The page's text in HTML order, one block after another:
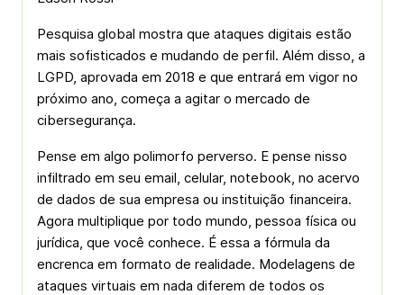
Pesquisa global mostra que ataques digitais estão
mais sofisticados e mudando de perfil. Além disso, a
LGPD, aprovada em 2018 e que entrará em vigor no
próximo ano, começa a agitar o mercado de
cibersegurança.
Pense em algo polimorfo perverso. E pense nisso
infiltrado em seu email, celular, notebook, no acervo
de dados de sua empresa ou instituição financeira.
Agora multiplique por todo mundo, pessoa física ou
jurídica, que você conhece. É essa a fórmula da
encrenca em formato de realidade. Modelagens de
ataques virtuais em nada diferem de todos os